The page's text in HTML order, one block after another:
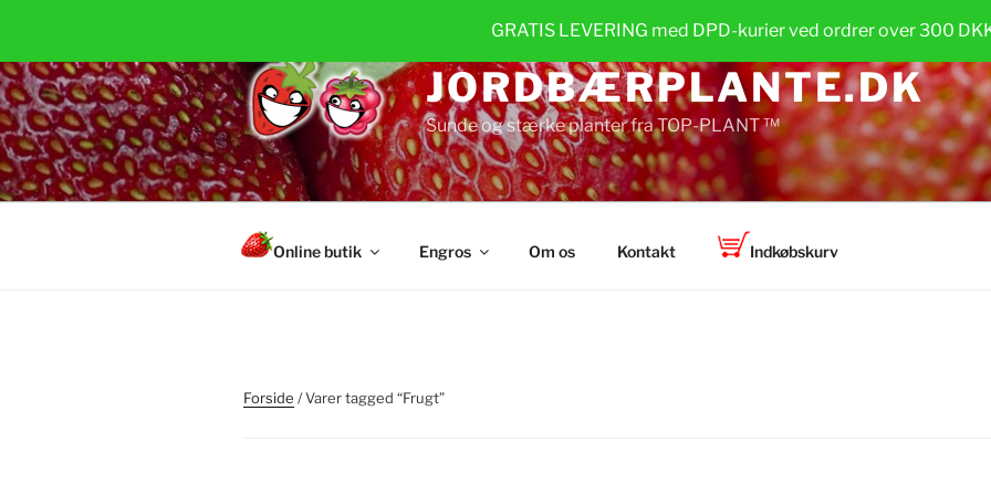
GRATIS LEVERING med DPD-kurier ved ordrer over 300
indhold
JORDBÆRPLANTE.DK
Sunde og stærke planter fra TOP-PLANT ™
Online butik Engros Om os Kontakt Indkøbskurv
Forside / Varer tagged “Frugt”